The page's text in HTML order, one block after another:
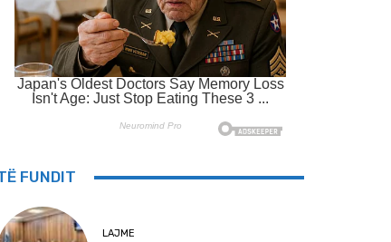
FUNDIT
LAJME